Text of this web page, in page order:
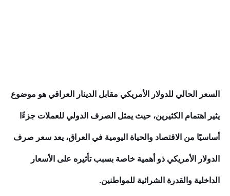
لسعر الحالي للدولار الأمريكي مقابل الدينار العراقي هو موضوع
يثير اهتمام الكثيرين، حيث يمثل الصرف الدولي للعملات جزءًا
أساسيًا من الاقتصاد والحياة اليومية في العراق، يعد سعر صرف
الدولار الأمريكي ذو أهمية خاصة بسبب تأثيره على الأسعار
الداخلية والقدرة الشرائية للمواطنين.